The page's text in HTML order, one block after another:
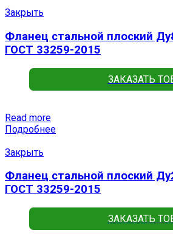
Закрыть
Фланец стальной плоский
ГОСТ 33259-2015
ЗАКАЗАТЬ
Read more
Подробнее
Закрыть
Фланец стальной плоский
ГОСТ 33259-2015
ЗАКАЗАТЬ